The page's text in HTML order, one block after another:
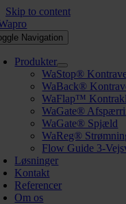
Skip to content
Navigation
Produkter
WaStop®
WaBack®
WaFlap™
WaGate®
WaGate® Spjæld
WaReg®
Flow Guide 3-
Løsninger
Kontakt
Referencer
Om os